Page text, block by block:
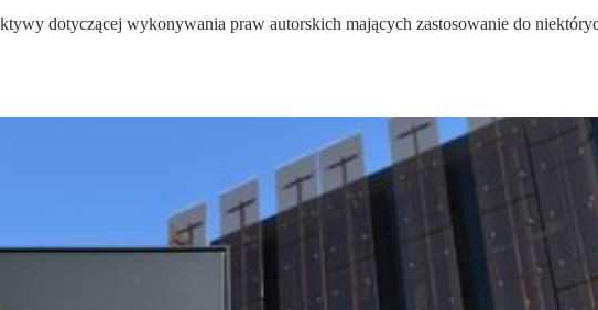
dotyczącej wykonywania praw autorskich mających zastosowanie do